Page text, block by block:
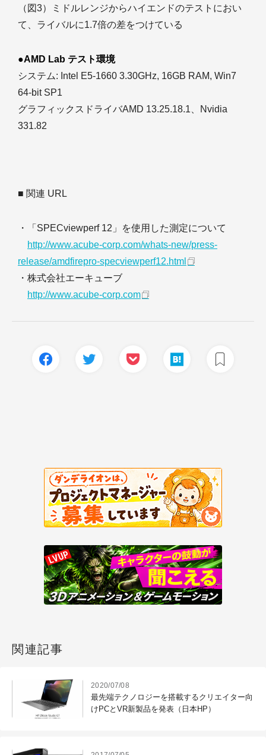
（図3）ミドルレンジからハイエンドのテストにおい
て、ライバルに1.7倍の差をつけている
●AMD Lab テスト環境
システム: Intel E5-1660 3.30GHz, 16GB RAM, Win7
64-bit SP1
グラフィックスドライバAMD 13.25.18.1、Nvidia
331.82
■ 関連 URL
・「SPECviewperf 12」を使用した測定について
http://www.acube-corp.com/whats-new/press-
release/amdfirepro-specviewperf12.html
・株式会社エーキューブ
http://www.acube-corp.com
関連記事
2020/07/08
最先端テクノロジーを搭載するクリエイター向
けPCとVR新製品を発表（日本HP）